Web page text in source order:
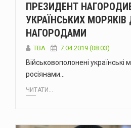
ПРЕЗИДЕНТ
УКРАЇНСЬКИХ
НАГОРОДАМИ
TBA 7.04.2019 (08:03)
Військовополонені українські
росіянами…
ЧИТАТИ...